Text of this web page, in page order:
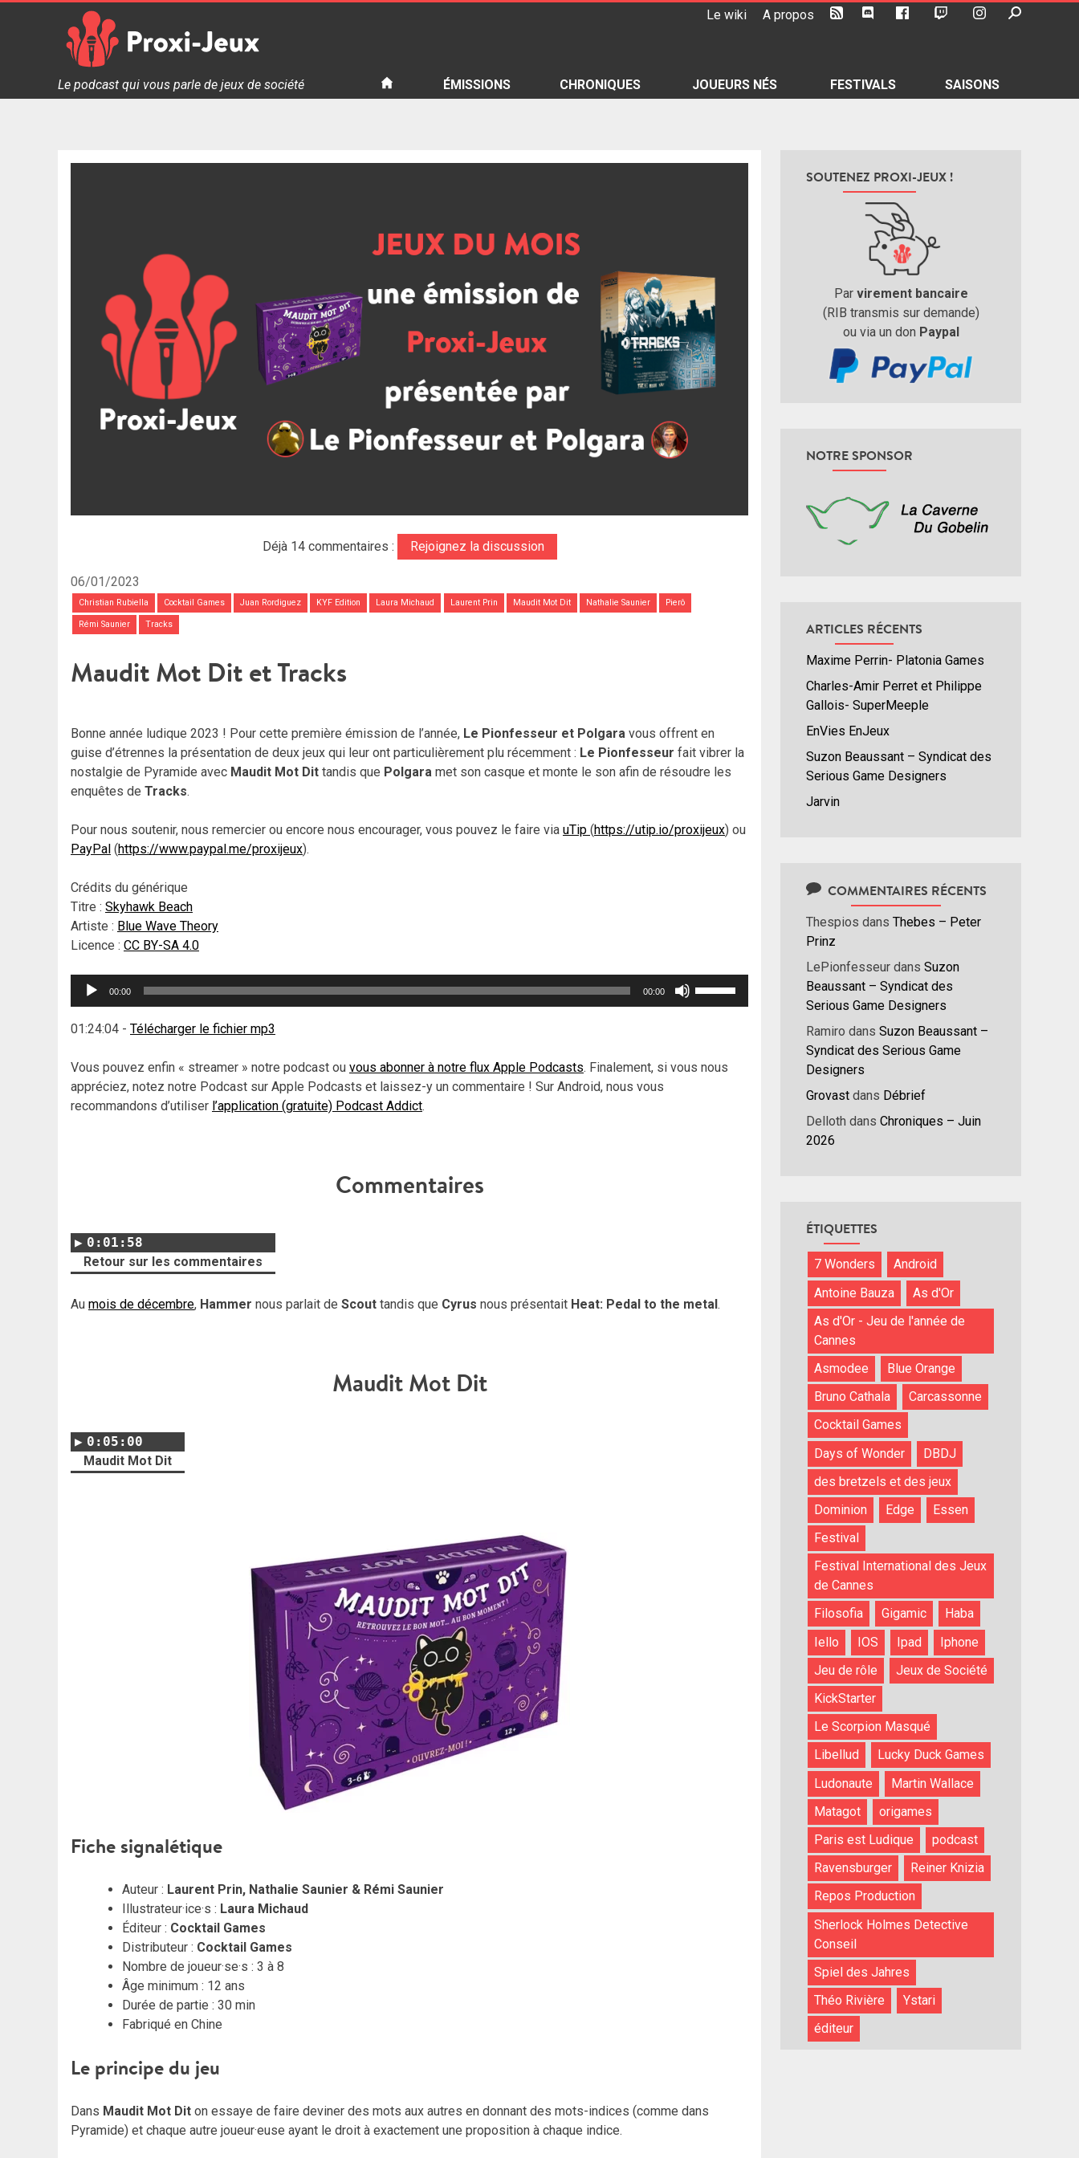
Le wiki A propos
Proxi Jeux - Le podcast qui vous parle de jeux de société
Le podcast qui vous parle de jeux de société ÉMISSIONS CHRONIQUES JOUEURS NÉS FESTIVALS SAISONS
Déjà 14 commentaires : Rejoignez la discussion
06/01/2023
Christian Rubiella Cocktail Games Juan Rordiguez KYF Edition Laura Michaud Laurent Prin Maudit Mot Dit Nathalie Saunier Pierô
Rémi Saunier Tracks
Maudit Mot Dit et Tracks
Bonne année ludique 2023 ! Pour cette première émission de l’année, Le Pionfesseur et Polgara vous offrent en
guise d’étrennes la présentation de deux jeux qui leur ont particulièrement plu récemment : Le Pionfesseur fait vibrer la
nostalgie de Pyramide avec Maudit Mot Dit tandis que Polgara met son casque et monte le son afin de résoudre les
enquêtes de Tracks.
Pour nous soutenir, nous remercier ou encore nous encourager, vous pouvez le faire via uTip (https://utip.io/proxijeux) ou
PayPal (https://www.paypal.me/proxijeux).
Crédits du générique
Titre : Skyhawk Beach
Artiste : Blue Wave Theory
Licence : CC BY-SA 4.0
Lecteur
00:00 00:00
01:24:04 - Télécharger le fichier mp3
Vous pouvez enfin « streamer » notre podcast ou vous abonner à notre flux Apple Podcasts. Finalement, si vous nous
appréciez, notez notre Podcast sur Apple Podcasts et laissez-y un commentaire ! Sur Android, nous vous
recommandons d’utiliser l’application (gratuite) Podcast Addict.
Commentaires
0:01:58
Retour sur les commentaires
Au mois de décembre, Hammer nous parlait de Scout tandis que Cyrus nous présentait Heat: Pedal to the metal .
Maudit Mot Dit
0:05:00
Maudit Mot Dit
Fiche signalétique
Auteur : Laurent Prin, Nathalie Saunier & Rémi Saunier
Illustrateur·ice·s : Laura Michaud
Éditeur : Cocktail Games
Distributeur : Cocktail Games
Nombre de joueur·se·s : 3 à 8
Âge minimum : 12 ans
Durée de partie : 30 min
Fabriqué en Chine
Le principe du jeu
Dans Maudit Mot Dit on essaye de faire deviner des mots aux autres en donnant des mots-indices (comme dans
Pyramide) et chaque autre joueur·euse ayant le droit à exactement une proposition à chaque indice.
SOUTENEZ PROXI-JEUX !
Par virement bancaire
(RIB transmis sur demande)
ou via un don Paypal
NOTRE SPONSOR
ARTICLES RÉCENTS
Maxime Perrin- Platonia Games
Charles-Amir Perret et Philippe
Gallois- SuperMeeple
EnVies EnJeux
Suzon Beaussant – Syndicat des
Serious Game Designers
Jarvin
COMMENTAIRES RÉCENTS
Thespios dans Thebes – Peter
Prinz
LePionfesseur dans Suzon
Beaussant – Syndicat des
Serious Game Designers
Ramiro dans Suzon Beaussant –
Syndicat des Serious Game
Designers
Grovast dans Débrief
Delloth dans Chroniques – Juin
2026
ÉTIQUETTES
7 Wonders
Android
Antoine Bauza
As d'Or
As d'Or - Jeu de l'année de
Cannes
Asmodee
Blue Orange
Bruno Cathala
Carcassonne
Cocktail Games
Days of Wonder
DBDJ
des bretzels et des jeux
Dominion
Edge
Essen
Festival
Festival International des Jeux
de Cannes
Filosofia
Gigamic
Haba
Iello
IOS Ipad
Iphone
Jeu de rôle
Jeux de Société
KickStarter
Le Scorpion Masqué
Libellud
Lucky Duck Games
Ludonaute
Martin Wallace
Matagot
origames
Paris est Ludique
podcast
Ravensburger
Reiner Knizia
Repos Production
Sherlock Holmes Detective
Conseil
Spiel des Jahres
Théo Rivière
Ystari
éditeur